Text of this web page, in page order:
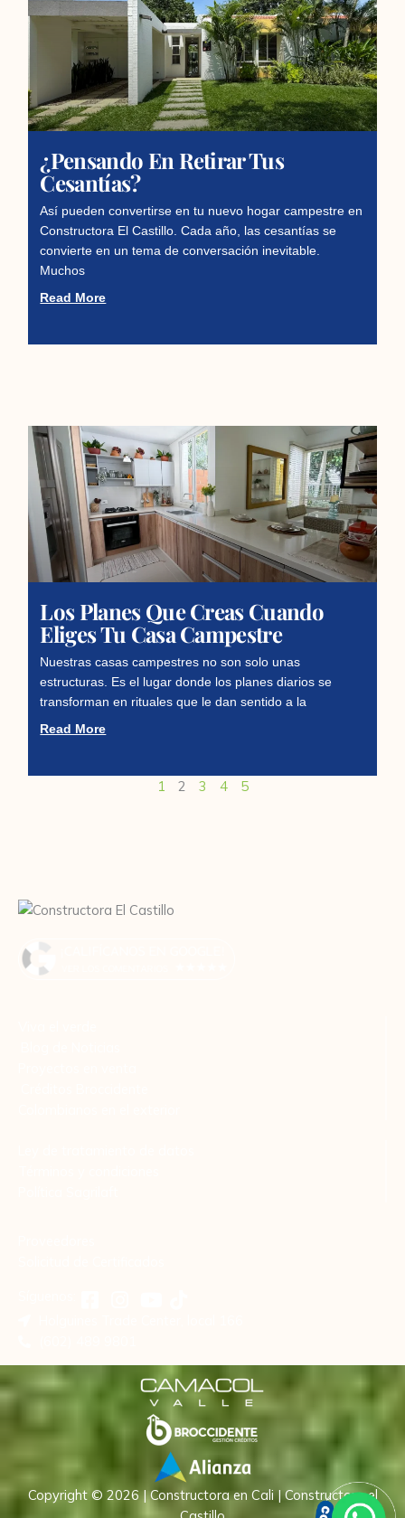
¿Pensando En Retirar Tus
Cesantías?
Así pueden convertirse en tu nuevo hogar campestre en
Constructora El Castillo. Cada año, las cesantías se
convierte en un tema de conversación inevitable.
Muchos
Read More
Los Planes Que Creas Cuando
Eliges Tu Casa Campestre
Nuestras casas campestres no son solo unas
estructuras. Es el lugar donde los planes diarios se
transforman en rituales que le dan sentido a la
Read More
1 2 3 4 5
Copyright © 2026 | Constructora en Cali | Constructora el